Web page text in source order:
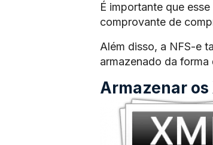
É importante que
comprovante de
Além disso, a NFS-e
armazenado da forma
Armazenar